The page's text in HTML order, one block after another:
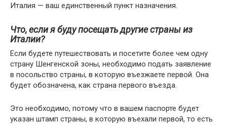
Италия — ваш единственный пункт назначения.
Что, если я буду посещать другие страны из
Италии?
Если будете путешествовать и посетите более чем одну
страну Шенгенской зоны, необходимо подать заявление
в посольство страны, в которую въезжаете первой. Она
будет обозначена, как страна первого въезда.
Это необходимо, потому что в вашем паспорте будет
указан штамп страны, в которую въехали первой, то есть